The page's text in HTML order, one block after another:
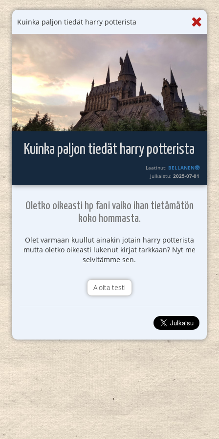
Kuinka paljon tiedät harry potterista
Kuinka paljon tiedät harry potterista
Laatinut: BELLANEN🥸
Julkaistu:2025-07-01
Oletko oikeasti hp fani vaiko ihan tietämätön
koko hommasta.
Olet varmaan kuullut ainakin jotain harry potterista
mutta oletko oikeasti lukenut kirjat tarkkaan? Nyt me
selvitämme sen.
Aloita testi